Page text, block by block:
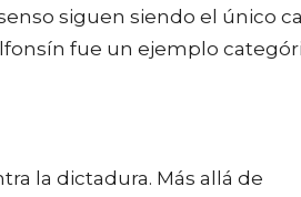
siguen siendo el único
fue un ejemplo
la dictadura. Más allá de